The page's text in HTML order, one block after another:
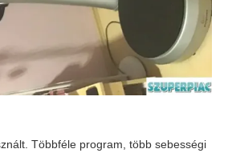
Többféle program, több sebességi